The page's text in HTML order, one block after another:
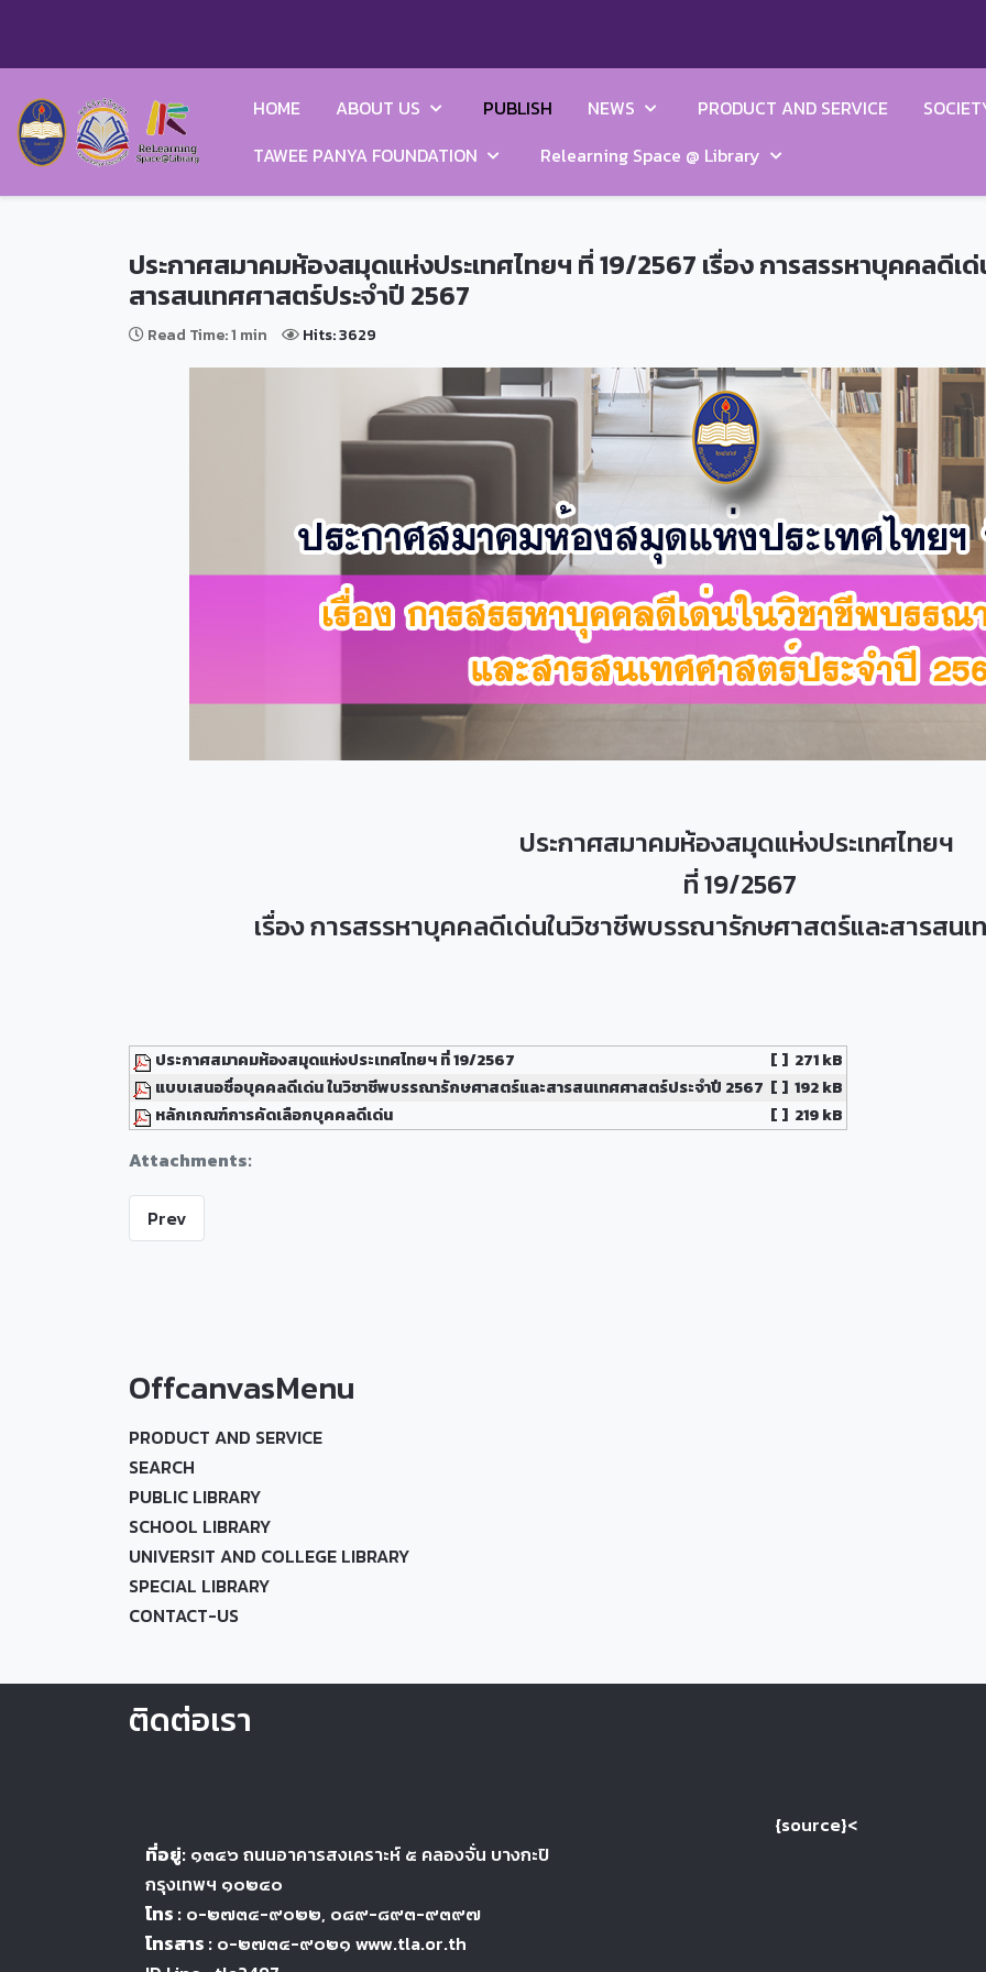
HOME ABOUT US PUBLISH NEWS PRODUCT AND SERVICE
TAWEE PANYA FOUNDATION
Relearning Space @ Library
ประกาศสมาคมห้องสมุดแห่งประเทศไทยฯ ที่ 19/2567 เรื่อง การสรรหาบุคคลดี
สารสนเทศศาสตร์ประจำปี 2567
Read Time: 1 min Hits: 3629
ประกาศสมาคมห้องสมุดแห่งประเทศไทยฯ
ที่ 19/2567
เรื่อง การสรรหาบุคคลดีเด่นในวิชาชีพบรรณารักษศาสตร์และสารสนเ
Attachments:
ประกาศสมาคมห้องสมุดแห่งประเทศไทยฯ ที่ 19/2567 [ ] 271 kB
แบบเสนอชื่อบุคคลดีเด่น ในวิชาชีพบรรณารักษศาสตร์และสารสนเทศศาสตร์ประจำปี 2567 [ ] 192 kB
หลักเกณฑ์การคัดเลือกบุคคลดีเด่น
[ ] 219 kB
Prev
OffcanvasMenu
PRODUCT AND SERVICE
SEARCH
PUBLIC LIBRARY
SCHOOL LIBRARY
UNIVERSIT AND COLLEGE LIBRARY
SPECIAL LIBRARY
CONTACT-US
ติดต่อเรา
ที่อยู่: ๑๓๔๖ ถนนอาคารสงเคราะห์ ๕ คลองจั่น บางกะปิ
กรุงเทพฯ ๑๐๒๔๐
โทร : ๐-๒๗๓๔-๙๐๒๒, ๐๘๙-๘๙๓-๙๓๙๗
โทรสาร : ๐-๒๗๓๔-๙๐๒๑ www.tla.or.th
{source}<